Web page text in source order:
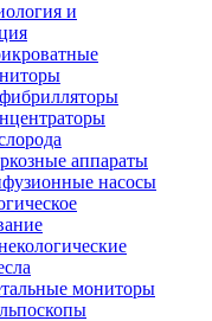
и
аппараты
насосы
мониторы